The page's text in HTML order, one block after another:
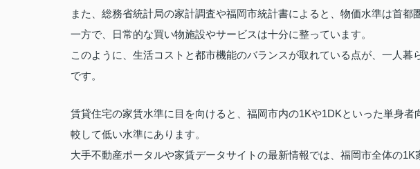
また、総務省統計局の家計調査や福岡市統計書によると、物価水準は首
一方で、日常的な買い物施設やサービスは十分に整っています。
このように、生活コストと都市機能のバランスが取れている点が、一人
です。
賃貸住宅の家賃水準に目を向けると、福岡市内の1Kや1DKといった単身
較して低い水準にあります。
大手不動産ポータルや家賃データサイトの最新情報では、福岡市全体の